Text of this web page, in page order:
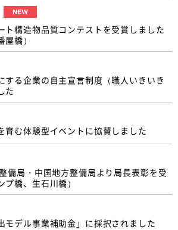
ト構造物品質コンテストを受賞しました
橋）
する企業の自主宣言制度（職人いきいき
た
育む体験型イベントに協賛しました
備局・中国地方整備局より局長表彰を受
橋、生石川橋）
モデル事業補助金」に採択されました